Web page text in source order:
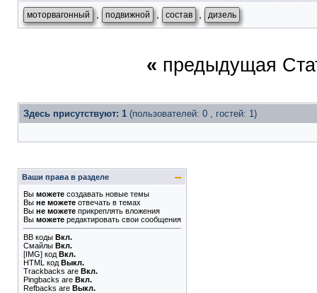
моторвагонный подвижной состав дизель
« предыдущая
Здесь присутствуют: 1 (пользователей: 0 , гостей: 1)
Ваши права в разделе
Вы можете создавать новые темы
Вы не можете отвечать в темах
Вы не можете прикреплять вложения
Вы можете редактировать свои сообщения
BB коды Вкл.
Смайлы Вкл.
[IMG] код Вкл.
HTML код Выкл.
Trackbacks are Вкл.
Pingbacks are Вкл.
Refbacks are Выкл.